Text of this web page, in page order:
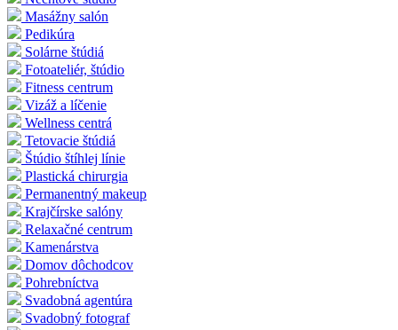
Masážny salón
Pedikúra
Solárne štúdiá
Fotoateliér, štúdio
Fitness centrum
Vizáž a líčenie
Wellness centrá
Tetovacie štúdiá
Štúdio štíhlej línie
Plastická chirurgia
Permanentný makeup
Krajčírske salóny
Relaxačné centrum
Kamenárstva
Domov dôchodcov
Pohrebníctva
Svadobná agentúra
Svadobný fotograf